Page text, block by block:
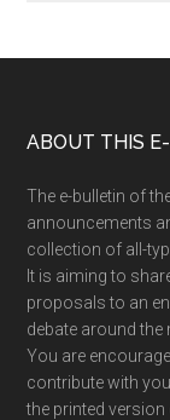
Footer
ABOUT THIS
The e-bulletin of
announcements
collection of all-
It is aiming to
proposals to an
debate around
You are
contribute with
the printed version